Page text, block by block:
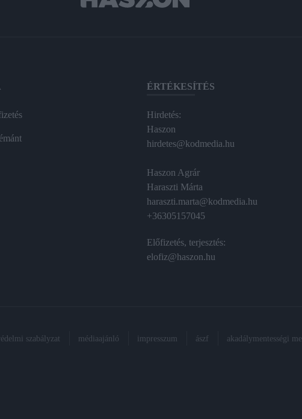
ÉRTÉKESÍTÉS
Hirdetés:
Haszon
hirdetes@kodmedia.hu
Haszon Agrár
Haraszti Márta
haraszti.marta@kodmedia.hu
+36305157045
Előfizetés, terjesztés:
elofiz@haszon.hu
szabályzat médiaajánló impresszum ászf akadálymentességi